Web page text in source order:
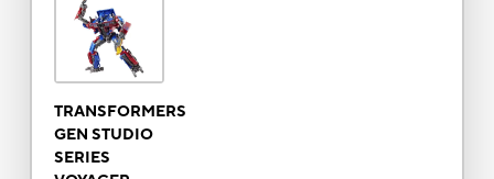
TRANSFORMERS
GEN STUDIO
SERIES